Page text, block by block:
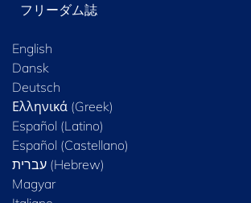
フリーダム誌
English
Dansk
Deutsch
Ελληνικά (Greek)
Español (Latino)
Español (Castellano)
Magyar